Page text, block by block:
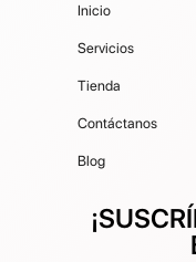
Inicio
Servicios
Tienda
Contáctanos
Blog